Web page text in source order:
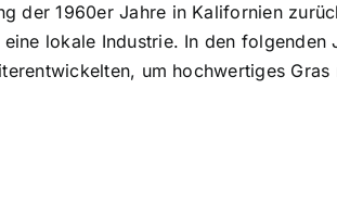
der 1960er Jahre in Kalifornien
lokale Industrie. In den
um hochwertiges